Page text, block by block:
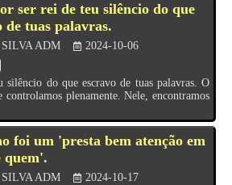
ser rei de teu silêncio do que
de tuas palavras.
SILVA ADM
2024-10-06
do que escravo de tuas palavras. O
plenamente. Nele, encontramos
foi um 'presta bem atenção em
quem'.
SILVA ADM
2024-10-17